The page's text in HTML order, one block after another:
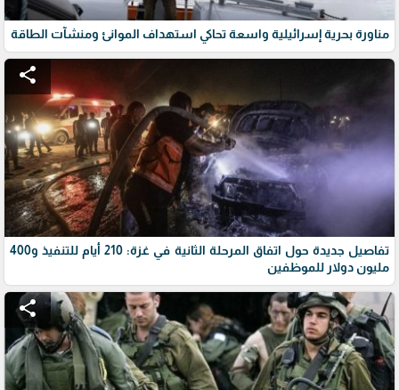
مناورة بحرية إسرائيلية واسعة تحاكي استهداف الموانئ ومنشآت الطاقة
share
تفاصيل جديدة حول اتفاق المرحلة الثانية في غزة: 210 أيام للتنفيذ و400
مليون دولار للموظفين
share